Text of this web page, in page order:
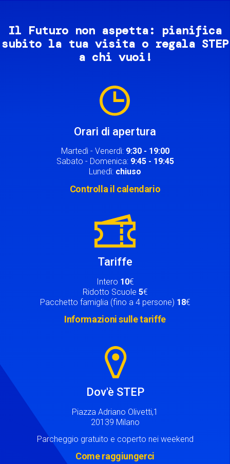
Il Futuro non aspetta: pianifica
subito la tua visita o regala STEP
a chi vuoi!
Orari di apertura
Martedì - Venerdì: 9:30 - 19:00
Sabato - Domenica: 9:45 - 19:45
Lunedì: chiuso
Controlla il calendario
Tariffe
Intero 10€
Ridotto Scuole 5€
Pacchetto famiglia (fino a 4 persone) 18€
Informazioni sulle tariffe
Dov'è STEP
Piazza Adriano Olivetti,1
20139 Milano
Parcheggio gratuito e coperto nei weekend
Come raggiungerci